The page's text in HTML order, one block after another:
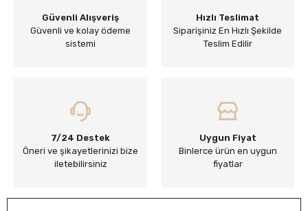
Güvenli Alışveriş
Güvenli ve kolay ödeme
sistemi
Hızlı Teslimat
Siparişiniz En Hızlı Şekilde
Teslim Edilir
7/24 Destek
Öneri ve şikayetlerinizi bize
iletebilirsiniz
Uygun Fiyat
Binlerce ürün en uygun
fiyatlar